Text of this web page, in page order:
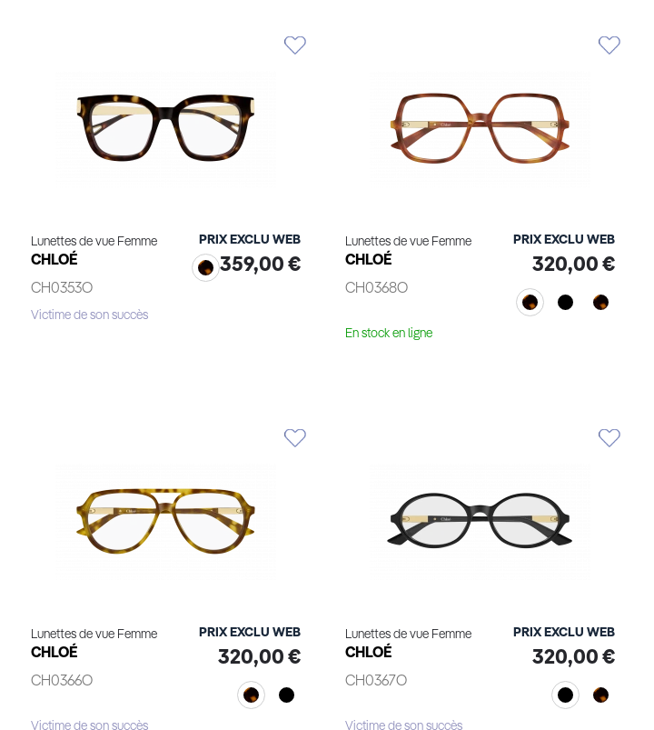
Lunettes de vue Femme
CHLOÉ
CH0353O
PRIX EXCLU WEB
359,00 €
Victime de son succès
Lunettes de vue Femme
CHLOÉ
CH0368O
PRIX EXCLU WEB
320,00 €
En stock en ligne
Lunettes de vue Femme
CHLOÉ
CH0366O
PRIX EXCLU WEB
320,00 €
Victime de son succès
Lunettes de vue Femme
CHLOÉ
CH0367O
PRIX EXCLU WEB
320,00 €
Victime de son succès